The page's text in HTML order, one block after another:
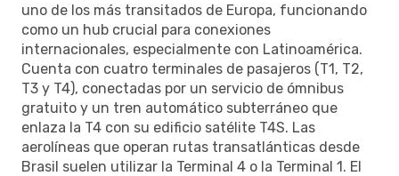
uno de los más transitados de Europa, funcionando
como un hub crucial para conexiones
internacionales, especialmente con Latinoamérica.
Cuenta con cuatro terminales de pasajeros (T1, T2,
T3 y T4), conectadas por un servicio de ómnibus
gratuito y un tren automático subterráneo que
enlaza la T4 con su edificio satélite T4S. Las
aerolíneas que operan rutas transatlánticas desde
Brasil suelen utilizar la Terminal 4 o la Terminal 1. El